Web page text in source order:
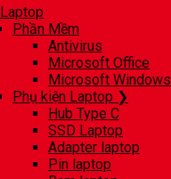
Laptop
Phần Mềm
Antivirus
Microsoft Office
Microsoft Windows
Phụ kiện Laptop ❯
Hub Type C
SSD Laptop
Adapter laptop
Pin laptop